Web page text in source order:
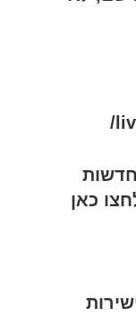
לייב חדשות
כאן